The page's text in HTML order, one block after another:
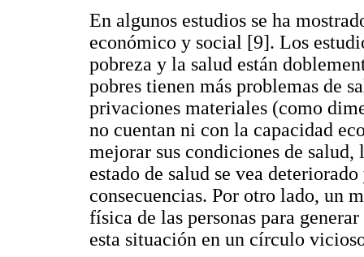
En algunos estudios se ha
económico y social [9]. Los
pobreza y la salud están
pobres tienen más problemas de
privaciones materiales (como
no cuentan ni con la capacidad
mejorar sus condiciones de
estado de salud se vea
consecuencias. Por otro lado, un
física de las personas para
esta situación en un círculo